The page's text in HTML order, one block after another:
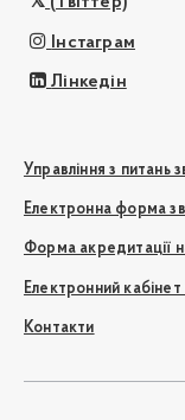
Інстаграм
Лінкедін
Управління з питань
Електронна форма
Форма акредитації
Електронний
Контакти